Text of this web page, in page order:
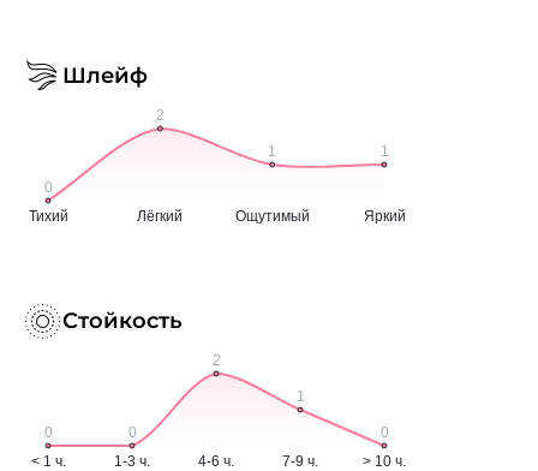
Шлейф
Стойкость